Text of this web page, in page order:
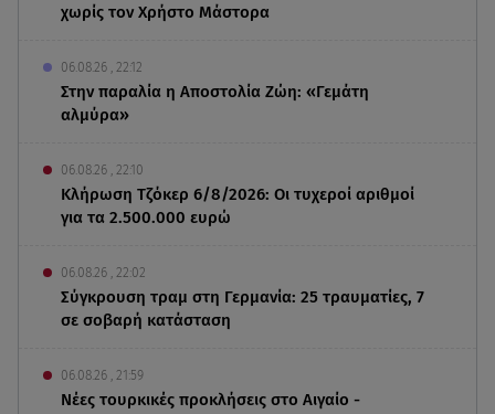
χωρίς τον Χρήστο Μάστορα
06.08.26 , 22:12
Στην παραλία η Αποστολία Ζώη: «Γεμάτη
αλμύρα»
06.08.26 , 22:10
Κλήρωση Τζόκερ 6/8/2026: Οι τυχεροί αριθμοί
για τα 2.500.000 ευρώ
06.08.26 , 22:02
Σύγκρουση τραμ στη Γερμανία: 25 τραυματίες, 7
σε σοβαρή κατάσταση
06.08.26 , 21:59
Νέες τουρκικές προκλήσεις στο Αιγαίο -